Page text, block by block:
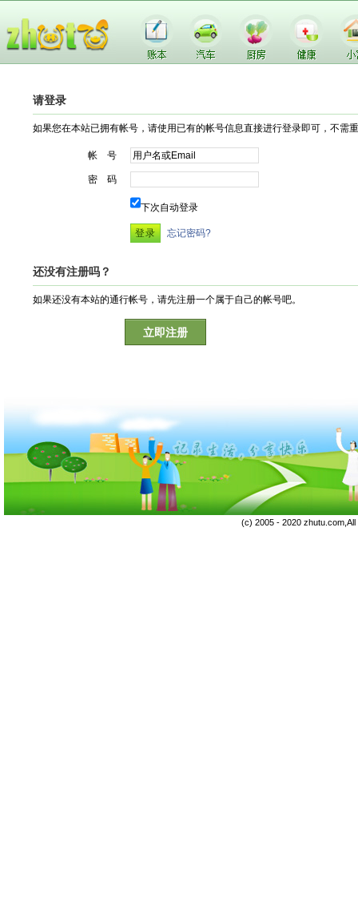
请登录
如果您在本站已拥有帐号，请使用已有的帐号信息直接进行登录即可，不需
帐 号
密 码
下次自动登录
忘记密码?
还没有注册吗？
如果还没有本站的通行帐号，请先注册一个属于自己的帐号吧。
立即注册
(c) 2005 - 2020